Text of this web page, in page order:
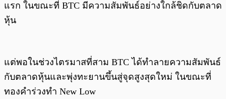
แรก ในขณะที่ BTC มีความสัมพันธ์อย่างใกล้ชิดกับตลาด
หุ้น
แต่พอในช่วงไตรมาสที่สาม BTC ได้ทำลายความสัมพันธ์
กับตลาดหุ้นและพุ่งทะยานขึ้นสู่จุดสูงสุดใหม่ ในขณะที่
ทองคำร่วงทำ New Low